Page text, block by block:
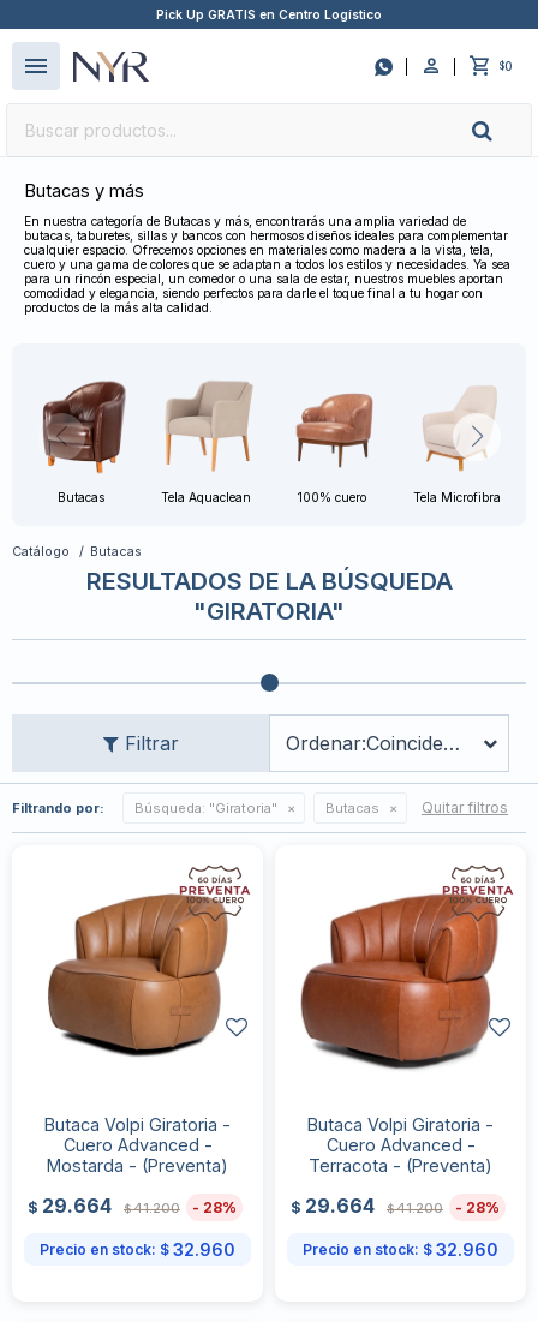
Pick Up GRATIS en Centro Logístico
 $0
menu
Butacas y más
En nuestra categoría de Butacas y más, encontrarás una amplia variedad de
butacas, taburetes, sillas y bancos con hermosos diseños ideales para complementar
cualquier espacio. Ofrecemos opciones en materiales como madera a la vista, tela,
cuero y una gama de colores que se adaptan a todos los estilos y necesidades. Ya sea
para un rincón especial, un comedor o una sala de estar, nuestros muebles aportan
comodidad y elegancia, siendo perfectos para darle el toque final a tu hogar con
productos de la más alta calidad.
Butacas Tela Aquaclean 100% cuero Tela Microfibra
Catálogo Butacas
RESULTADOS DE LA BÚSQUEDA
"GIRATORIA"
Coincidencia
Filtrando por: Búsqueda: "Giratoria" Butacas Quitar filtros
Butaca Volpi Giratoria -
Cuero Advanced -
Mostarda - (Preventa)
$ 29.664 $41.200 28
Precio en stock: $ 32.960
Butaca Volpi Giratoria -
Cuero Advanced -
Terracota - (Preventa)
$ 29.664 $41.200 28
Precio en stock: $ 32.960
close